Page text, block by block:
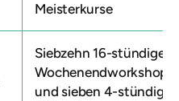
Meisterkurse
Siebzehn 16-stündige
Wochenendworkshops
und sieben 4-stündige